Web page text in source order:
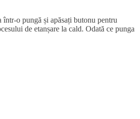
o pungă și apăsați butonu pentru
de etanșare la cald. Odată ce punga